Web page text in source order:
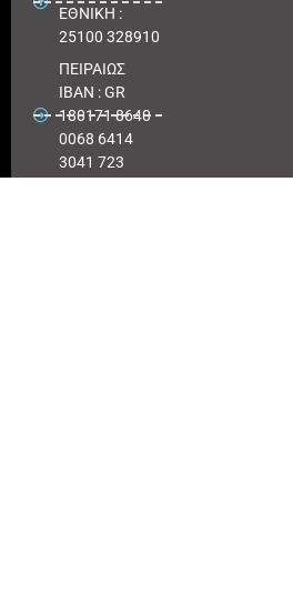
ΕΘΝΙΚΗ :
25100 328910
ΠΕΙΡΑΙΩΣ
IBAN : GR
180171 8640
0068 6414
3041 723